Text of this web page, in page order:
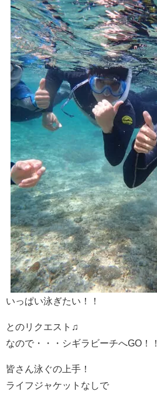
いっぱい泳ぎたい！！
とのリクエスト♫
なので・・・シギラビーチへGO！！
皆さん泳ぐの上手！
ライフジャケットなしで